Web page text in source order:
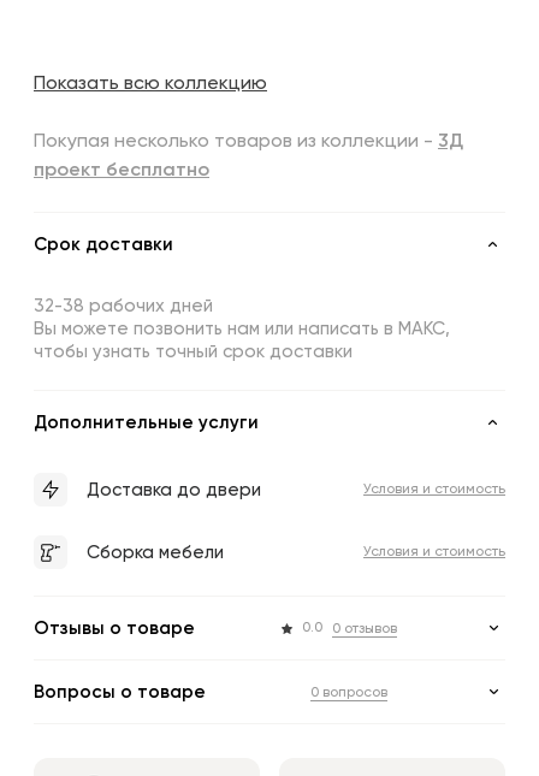
Показать всю коллекцию
Покупая несколько товаров из коллекции - 3Д
проект бесплатно
Срок доставки
32-38 рабочих дней
Вы можете позвонить нам или написать в МАКС,
чтобы узнать точный срок доставки
Дополнительные услуги
Доставка до двери Условия и стоимость
Сборка мебели Условия и стоимость
Отзывы о товаре 0.0 0 отзывов
Вопросы о товаре 0 вопросов